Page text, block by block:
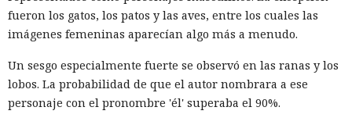
bancarias, información financiera, números de registro de
la Administración para el Control de Drogas, licencias de
Tras robar los datos, los hackers extorsionaban a las
empresas exigiendo dinero y amenazando con publicar lo
fueron los gatos, los patos y las aves, entre los cuales las
imágenes femeninas aparecían algo más a menudo.
Un sesgo especialmente fuerte se observó en las ranas y los
lobos. La probabilidad de que el autor nombrara a ese
personaje con el pronombre 'él' superaba el 90%.